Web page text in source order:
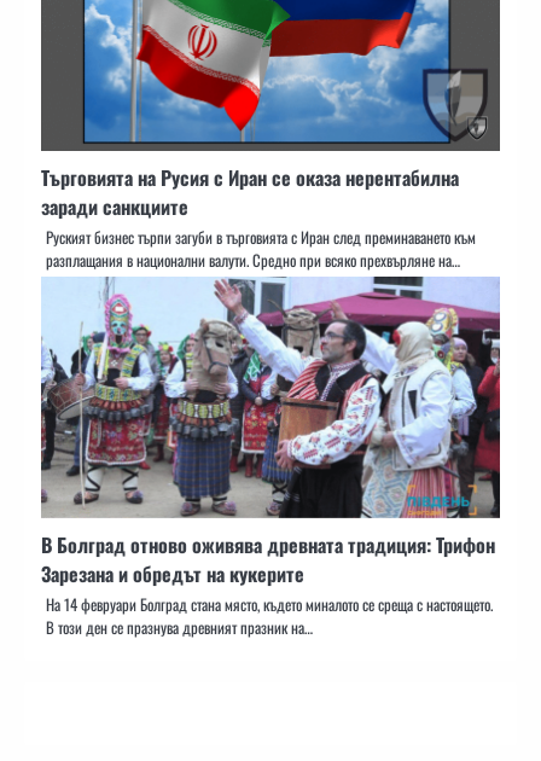
Търговията на Русия с Иран се оказа нерентабилна
заради санкциите
Руският бизнес търпи загуби в търговията с Иран след преминаването към
разплащания в национални валути. Средно при всяко прехвърляне на…
В Болград отново оживява древната традиция: Трифон
Зарезана и обредът на кукерите
На 14 февруари Болград стана място, където миналото се среща с настоящето.
В този ден се празнува древният празник на…